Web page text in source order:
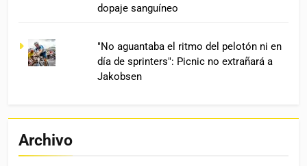
dopaje sanguíneo
"No aguantaba el ritmo del pelotón ni en
día de sprinters": Picnic no extrañará a
Jakobsen
Archivo